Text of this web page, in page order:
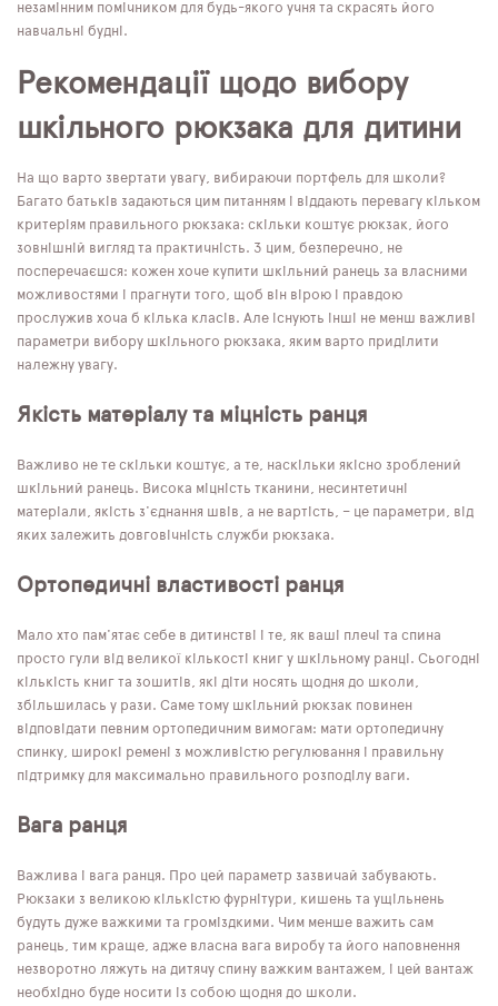
незамінним помічником для будь-якого учня та скрасять його
навчальні будні.
Рекомендації щодо вибору
шкільного рюкзака для дитини
На що варто звертати увагу, вибираючи портфель для школи?
Багато батьків задаються цим питанням і віддають перевагу кільком
критеріям правильного рюкзака: скільки коштує рюкзак, його
зовнішній вигляд та практичність. З цим, безперечно, не
посперечаєшся: кожен хоче купити шкільний ранець за власними
можливостями і прагнути того, щоб він вірою і правдою
прослужив хоча б кілька класів. Але існують інші не менш важливі
параметри вибору шкільного рюкзака, яким варто приділити
належну увагу.
Якість матеріалу та міцність ранця
Важливо не те скільки коштує, а те, наскільки якісно зроблений
шкільний ранець. Висока міцність тканини, несинтетичні
матеріали, якість з'єднання швів, а не вартість, – це параметри, від
яких залежить довговічність служби рюкзака.
Ортопедичні властивості ранця
Мало хто пам'ятає себе в дитинстві і те, як ваші плечі та спина
просто гули від великої кількості книг у шкільному ранці. Сьогодні
кількість книг та зошитів, які діти носять щодня до школи,
збільшилась у рази. Саме тому шкільний рюкзак повинен
відповідати певним ортопедичним вимогам: мати ортопедичну
спинку, широкі ремені з можливістю регулювання і правильну
підтримку для максимально правильного розподілу ваги.
Вага ранця
Важлива і вага ранця. Про цей параметр зазвичай забувають.
Рюкзаки з великою кількістю фурнітури, кишень та ущільнень
будуть дуже важкими та громіздкими. Чим менше важить сам
ранець, тим краще, адже власна вага виробу та його наповнення
незворотно ляжуть на дитячу спину важким вантажем, і цей вантаж
необхідно буде носити із собою щодня до школи.